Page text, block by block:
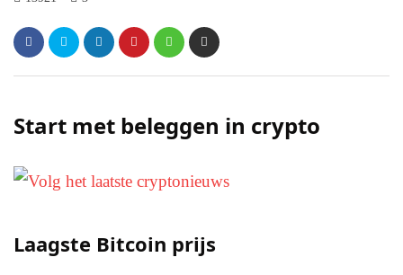
Start met beleggen in crypto
Laagste Bitcoin prijs